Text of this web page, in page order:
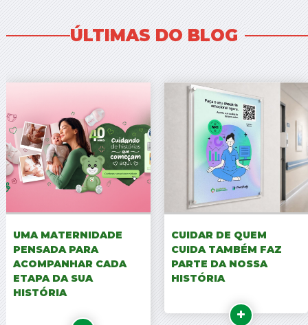
ÚLTIMAS DO BLOG
UMA MATERNIDADE
PENSADA PARA
ACOMPANHAR CADA
ETAPA DA SUA
HISTÓRIA
CUIDAR DE QUEM
CUIDA TAMBÉM FAZ
PARTE DA NOSSA
HISTÓRIA